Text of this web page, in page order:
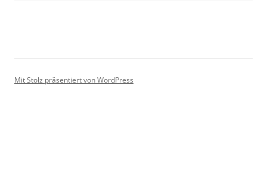
Mit Stolz präsentiert von WordPress